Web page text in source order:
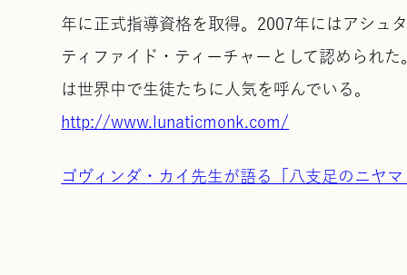
年に正式指導資格を取得。2007年にはアシュ
ティファイド・ティーチャーとして認められ
は世界中で生徒たちに人気を呼んでいる。
http://www.lunaticmonk.com/
ゴヴィンダ・カイ先生が語る「八支足のニヤ